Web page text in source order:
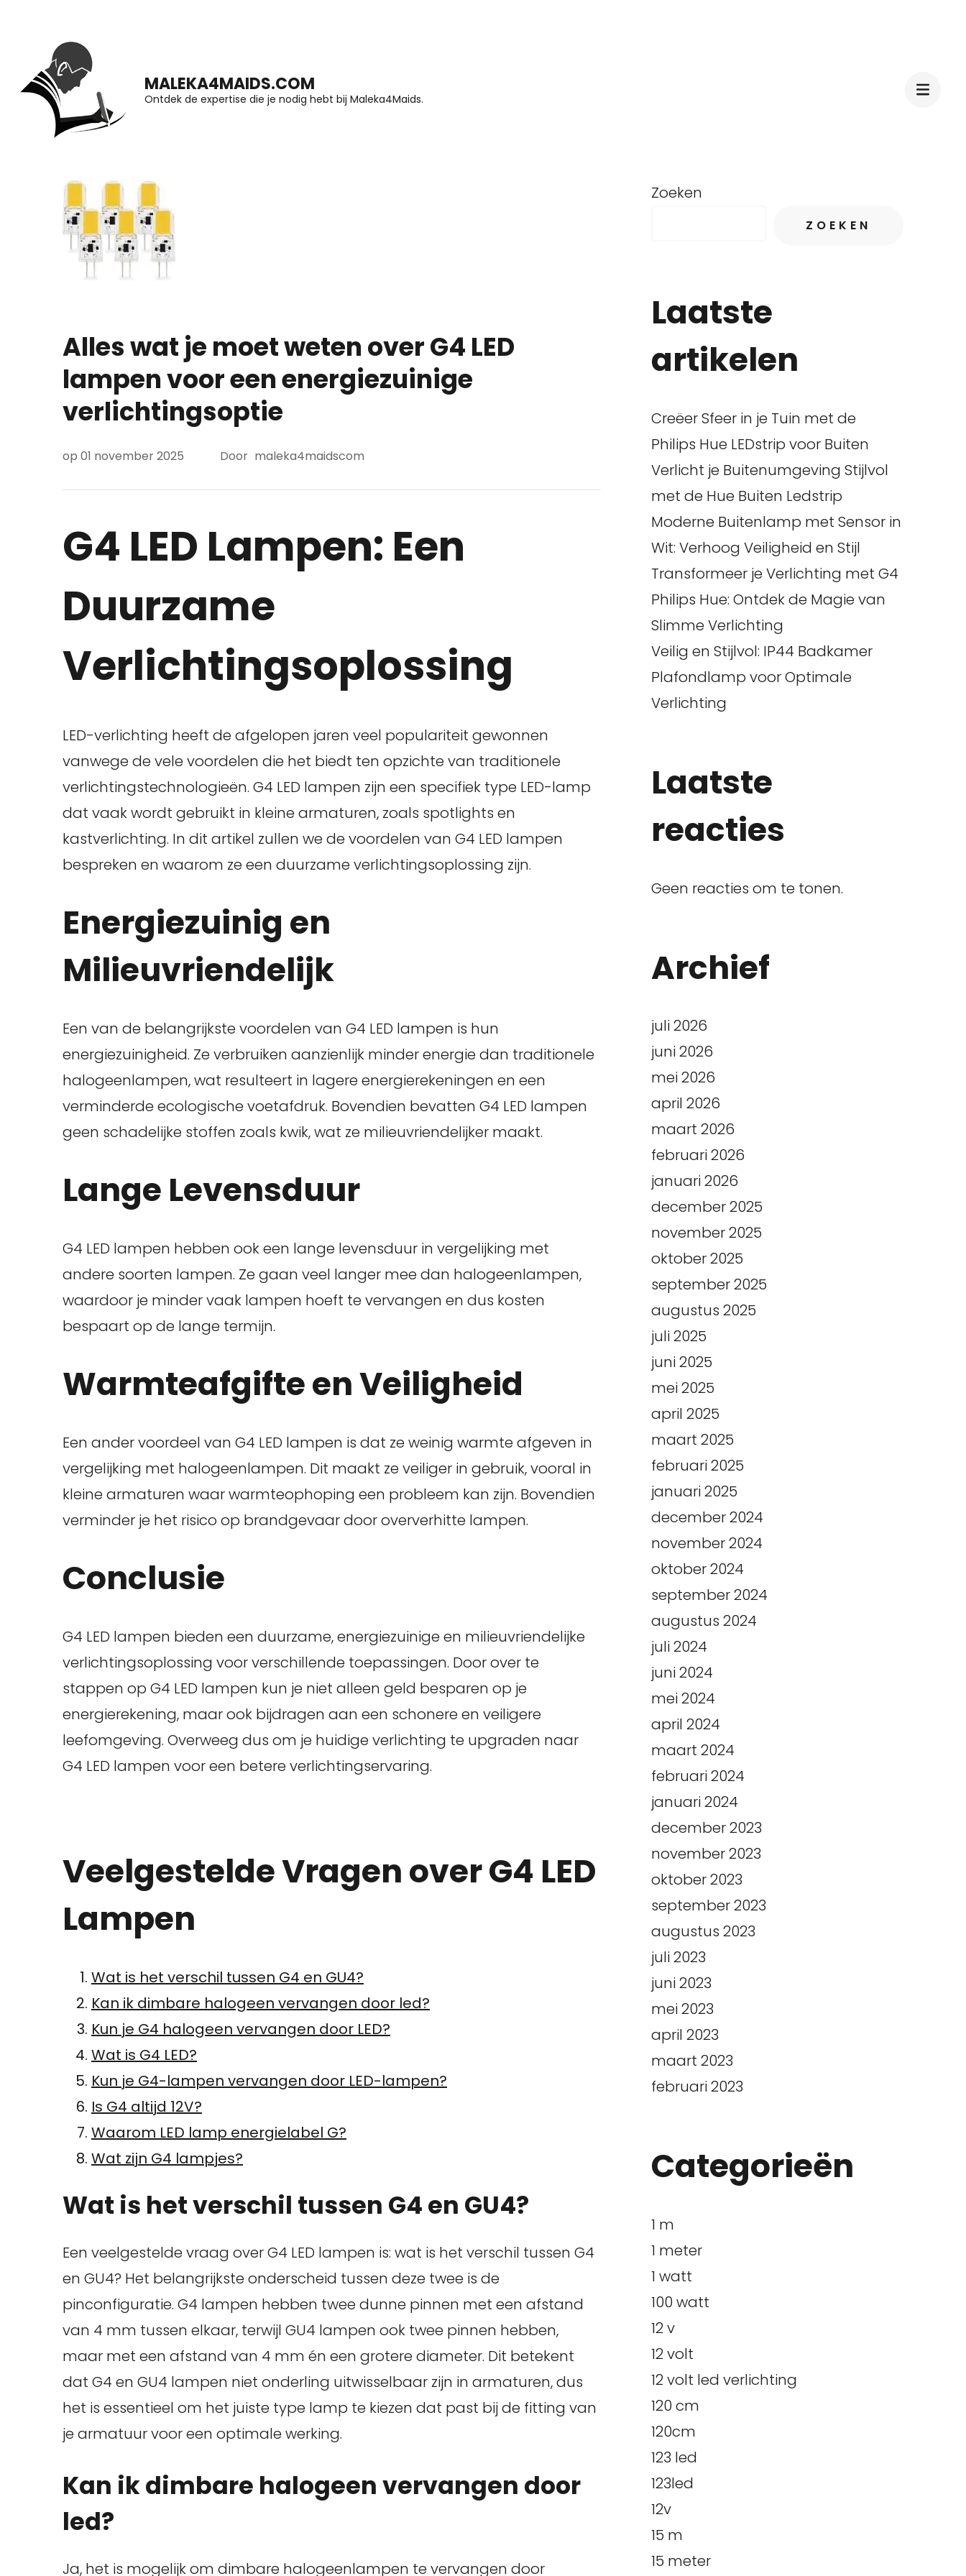
inhoud
(druk
MALEKA4MAIDS.COM
Ontdek de expertise die je nodig hebt bij Maleka4Maids.
Alles wat je moet weten over G4 LED
lampen voor een energiezuinige
verlichtingsoptie
op 01 november 2025 Door maleka4maidscom
G4 LED Lampen: Een
Duurzame
Verlichtingsoplossing
LED-verlichting heeft de afgelopen jaren veel populariteit gewonnen
vanwege de vele voordelen die het biedt ten opzichte van traditionele
verlichtingstechnologieën. G4 LED lampen zijn een specifiek type LED-lamp
dat vaak wordt gebruikt in kleine armaturen, zoals spotlights en
kastverlichting. In dit artikel zullen we de voordelen van G4 LED lampen
bespreken en waarom ze een duurzame verlichtingsoplossing zijn.
Energiezuinig en
Milieuvriendelijk
Een van de belangrijkste voordelen van G4 LED lampen is hun
energiezuinigheid. Ze verbruiken aanzienlijk minder energie dan traditionele
halogeenlampen, wat resulteert in lagere energierekeningen en een
verminderde ecologische voetafdruk. Bovendien bevatten G4 LED lampen
geen schadelijke stoffen zoals kwik, wat ze milieuvriendelijker maakt.
Lange Levensduur
G4 LED lampen hebben ook een lange levensduur in vergelijking met
andere soorten lampen. Ze gaan veel langer mee dan halogeenlampen,
waardoor je minder vaak lampen hoeft te vervangen en dus kosten
bespaart op de lange termijn.
Warmteafgifte en Veiligheid
Een ander voordeel van G4 LED lampen is dat ze weinig warmte afgeven in
vergelijking met halogeenlampen. Dit maakt ze veiliger in gebruik, vooral in
kleine armaturen waar warmteophoping een probleem kan zijn. Bovendien
verminder je het risico op brandgevaar door oververhitte lampen.
Conclusie
G4 LED lampen bieden een duurzame, energiezuinige en milieuvriendelijke
verlichtingsoplossing voor verschillende toepassingen. Door over te
stappen op G4 LED lampen kun je niet alleen geld besparen op je
energierekening, maar ook bijdragen aan een schonere en veiligere
leefomgeving. Overweeg dus om je huidige verlichting te upgraden naar
G4 LED lampen voor een betere verlichtingservaring.
Veelgestelde Vragen over G4 LED
Lampen
Wat is het verschil tussen G4 en GU4?
Kan ik dimbare halogeen vervangen door led?
Kun je G4 halogeen vervangen door LED?
Wat is G4 LED?
Kun je G4-lampen vervangen door LED-lampen?
Is G4 altijd 12V?
Waarom LED lamp energielabel G?
Wat zijn G4 lampjes?
Wat is het verschil tussen G4 en GU4?
Een veelgestelde vraag over G4 LED lampen is: wat is het verschil tussen G4
en GU4? Het belangrijkste onderscheid tussen deze twee is de
pinconfiguratie. G4 lampen hebben twee dunne pinnen met een afstand
van 4 mm tussen elkaar, terwijl GU4 lampen ook twee pinnen hebben,
maar met een afstand van 4 mm én een grotere diameter. Dit betekent
dat G4 en GU4 lampen niet onderling uitwisselbaar zijn in armaturen, dus
het is essentieel om het juiste type lamp te kiezen dat past bij de fitting van
je armatuur voor een optimale werking.
Kan ik dimbare halogeen vervangen door
led?
Ja, het is mogelijk om dimbare halogeenlampen te vervangen door
Zoeken
ZOEKEN
Laatste
artikelen
Creëer Sfeer in je Tuin met de
Philips Hue LEDstrip voor Buiten
Verlicht je Buitenumgeving Stijlvol
met de Hue Buiten Ledstrip
Moderne Buitenlamp met Sensor in
Wit: Verhoog Veiligheid en Stijl
Transformeer je Verlichting met G4
Philips Hue: Ontdek de Magie van
Slimme Verlichting
Veilig en Stijlvol: IP44 Badkamer
Plafondlamp voor Optimale
Verlichting
Laatste
reacties
Geen reacties om te tonen.
Archief
juli 2026
juni 2026
mei 2026
april 2026
maart 2026
februari 2026
januari 2026
december 2025
november 2025
oktober 2025
september 2025
augustus 2025
juli 2025
juni 2025
mei 2025
april 2025
maart 2025
februari 2025
januari 2025
december 2024
november 2024
oktober 2024
september 2024
augustus 2024
juli 2024
juni 2024
mei 2024
april 2024
maart 2024
februari 2024
januari 2024
december 2023
november 2023
oktober 2023
september 2023
augustus 2023
juli 2023
juni 2023
mei 2023
april 2023
maart 2023
februari 2023
Categorieën
1 m
1 meter
1 watt
100 watt
12 v
12 volt
12 volt led verlichting
120 cm
120cm
123 led
123led
12v
15 m
15 meter